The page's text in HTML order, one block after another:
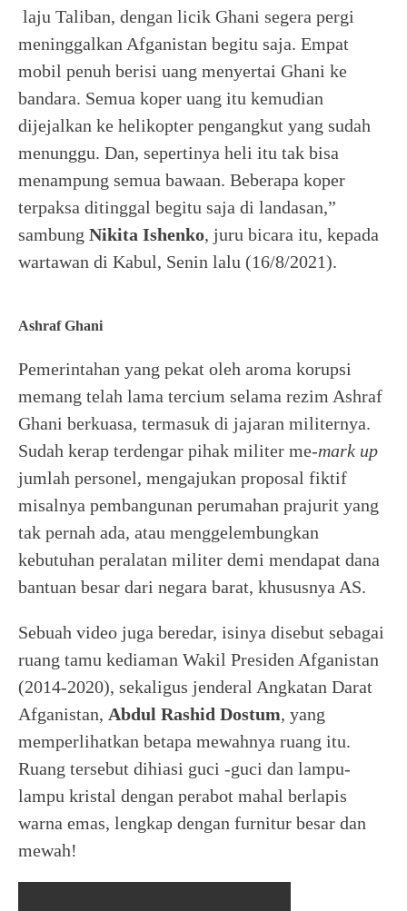
laju Taliban, dengan licik Ghani segera pergi
meninggalkan Afganistan begitu saja. Empat
mobil penuh berisi uang menyertai Ghani ke
bandara. Semua koper uang itu kemudian
dijejalkan ke helikopter pengangkut yang sudah
menunggu. Dan, sepertinya heli itu tak bisa
menampung semua bawaan. Beberapa koper
terpaksa ditinggal begitu saja di landasan,”
sambung Nikita Ishenko, juru bicara itu, kepada
wartawan di Kabul, Senin lalu (16/8/2021).
Ashraf Ghani
Pemerintahan yang pekat oleh aroma korupsi
memang telah lama tercium selama rezim Ashraf
Ghani berkuasa, termasuk di jajaran militernya.
Sudah kerap terdengar pihak militer me-mark up
jumlah personel, mengajukan proposal fiktif
misalnya pembangunan perumahan prajurit yang
tak pernah ada, atau menggelembungkan
kebutuhan peralatan militer demi mendapat dana
bantuan besar dari negara barat, khususnya AS.
Sebuah video juga beredar, isinya disebut sebagai
ruang tamu kediaman Wakil Presiden Afganistan
(2014-2020), sekaligus jenderal Angkatan Darat
Afganistan, Abdul Rashid Dostum, yang
memperlihatkan betapa mewahnya ruang itu.
Ruang tersebut dihiasi guci -guci dan lampu-
lampu kristal dengan perabot mahal berlapis
warna emas, lengkap dengan furnitur besar dan
mewah!